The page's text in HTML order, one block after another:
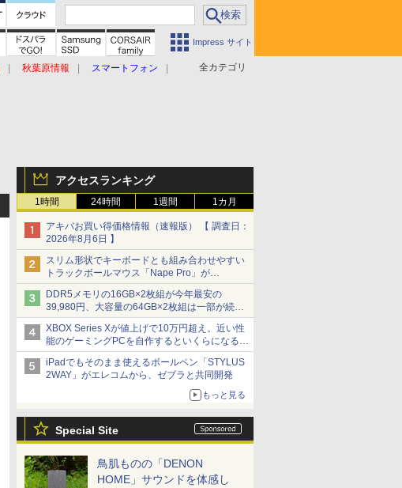
Impress サイト
全カテゴリ
秋葉原情報
スマートフォン
アクセスランキング
1時間 24時間 1週間 1カ月
アキバお買い得価格情報（速報版） 【 調査日：
2026年8月6日 】
スリム形状でキーボードとも組み合わせやすい
トラックボールマウス「Nape Pro」が
Keychronから
DDR5メモリの16GB×2枚組が今年最安の
39,980円、大容量の64GB×2枚組は一部が続騰
[8月前半のメモリ価格]
XBOX Series Xが値上げで10万円超え。近い性
能のゲーミングPCを自作するといくらになる？
【石田賀津男の『酒の肴にPCゲーム』】
iPadでもそのまま使えるボールペン「STYLUS
2WAY」がエレコムから、ゼブラと共同開発
もっと見る
Special Site
鳥肌ものの「DENON
HOME」サウンドを体感し